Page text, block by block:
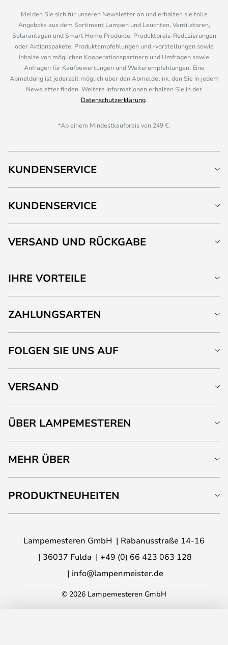
Melden Sie sich für unseren Newsletter an und erhalten sie tolle
Angebote aus dem Sortiment Lampen und Leuchten, Ventilatoren,
Solaranlagen und Smart Home Produkte, Produktpreis-Reduzierungen
oder Aktionspakete, Produktempfehlungen und -vorstellungen sowie
Inhalte von möglichen Kooperationspartnern und Umfragen sowie
Anfragen für Kaufbewertungen und Weiterempfehlungen. Eine
Abmeldung ist jederzeit möglich über den Abmeldelink, den Sie in jedem
Newsletter finden. Weitere Informationen erhalten Sie in der
Datenschutzerklärung.
*Ab einem Mindestkaufpreis von 249 €.
KUNDENSERVICE
KUNDENSERVICE
VERSAND UND RÜCKGABE
IHRE VORTEILE
ZAHLUNGSARTEN
FOLGEN SIE UNS AUF
VERSAND
ÜBER LAMPEMESTEREN
MEHR ÜBER
PRODUKTNEUHEITEN
Lampemesteren GmbH
Rabanusstraße 14-16
36037 Fulda
+49 (0) 66 423 063 128
info@lampenmeister.de
© 2026 Lampemesteren GmbH